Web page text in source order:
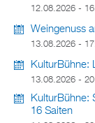
12.08.2026 -
Weingenuss
13.08.2026 -
KulturBühne:
13.08.2026 -
KulturBühne:
16 Saiten